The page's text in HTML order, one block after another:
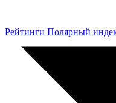
Рейтинги Полярный